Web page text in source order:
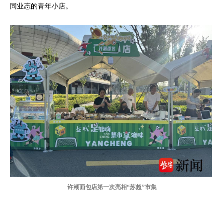
同业态的青年小店。
许潮面包店第一次亮相“苏超”市集